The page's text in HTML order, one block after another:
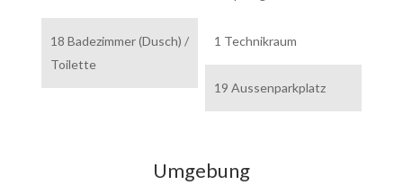
1 Technikraum
18 Badezimmer (Dusch) /
Toilette
19 Aussenparkplatz
Umgebung